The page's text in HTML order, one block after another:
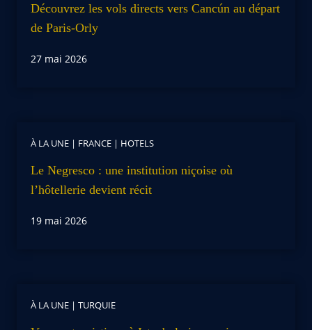
Découvrez les vols directs vers Cancún au départ
de Paris-Orly
27 mai 2026
À LA UNE | FRANCE | HOTELS
Le Negresco : une institution niçoise où
l’hôtellerie devient récit
19 mai 2026
À LA UNE | TURQUIE